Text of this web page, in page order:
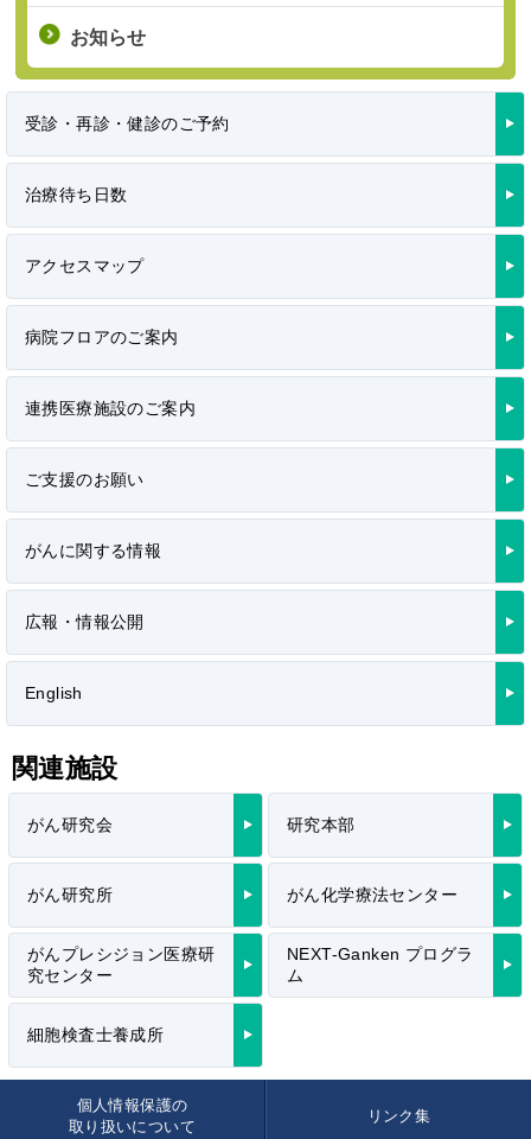
お知らせ
受診・再診・健診のご予約
治療待ち日数
アクセスマップ
病院フロアのご案内
連携医療施設のご案内
ご支援のお願い
がんに関する情報
広報・情報公開
English
関連施設
がん研究会 研究本部
がん研究所 がん化学療法センター
がんプレシジョン医療研
究センター
NEXT-Ganken プログラ
ム
細胞検査士養成所
個人情報保護の
取り扱いについて
リンク集